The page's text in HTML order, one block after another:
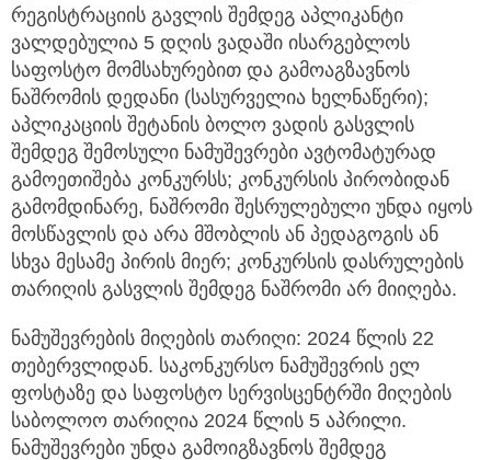
რეგისტრაციის გავლის შემდეგ აპლიკანტი
ვალდებულია 5 დღის ვადაში ისარგებლოს
საფოსტო მომსახურებით და გამოაგზავნოს
ნაშრომის დედანი (სასურველია ხელნაწერი);
აპლიკაციის შეტანის ბოლო ვადის გასვლის
შემდეგ შემოსული ნამუშევრები ავტომატურად
გამოეთიშება კონკურსს; კონკურსის პირობიდან
გამომდინარე, ნაშრომი შესრულებული უნდა იყოს
მოსწავლის და არა მშობლის ან პედაგოგის ან
სხვა მესამე პირის მიერ; კონკურსის დასრულების
თარიღის გასვლის შემდეგ ნაშრომი არ მიიღება.
ნამუშევრების მიღების თარიღი: 2024 წლის 22
თებერვლიდან. საკონკურსო ნამუშევრის ელ
ფოსტაზე და საფოსტო სერვისცენტრში მიღების
საბოლოო თარიღია 2024 წლის 5 აპრილი.
ნამუშევრები უნდა გამოიგზავნოს შემდეგ